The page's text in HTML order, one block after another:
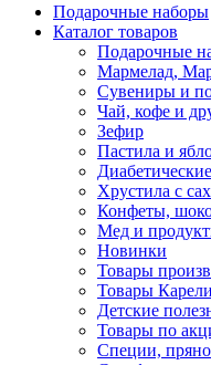
Подарочные наборы
Каталог товаров
Подарочные
Мармелад,
Сувениры и
Чай, кофе и
Зефир
Пастила и
Хрустила с
Конфеты,
Мед и
Новинки
Товары
Товары
Детские
Товары по
Специи,